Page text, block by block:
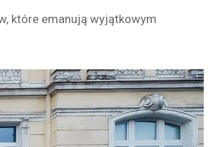
które emanują wyjątkowym